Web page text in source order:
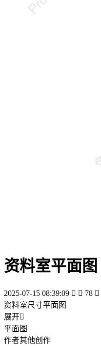
资料室平面图
2025-07-15 08:39:09   78 
资料室尺寸平面图
展开
平面图
作者其他创作